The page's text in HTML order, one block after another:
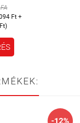
Ft +
-12%